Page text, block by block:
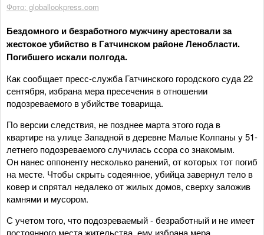
Фото: globallookpress.com
Бездомного и безработного мужчину арестовали за
жестокое убийство в Гатчинском районе Ленобласти.
Погибшего искали полгода.
Как сообщает пресс-служба Гатчинского городского суда 22
сентября, избрана мера пресечения в отношении
подозреваемого в убийстве товарища.
По версии следствия, не позднее марта этого года в
квартире на улице Западной в деревне Малые Колпаны у 51-
летнего подозреваемого случилась ссора со знакомым.
Он нанес оппоненту несколько ранений, от которых тот погиб
на месте. Чтобы скрыть содеянное, убийца завернул тело в
ковер и спрятал недалеко от жилых домов, сверху заложив
камнями и мусором.
С учетом того, что подозреваемый - безработный и не имеет
постоянного места жительства, ему избрана мера